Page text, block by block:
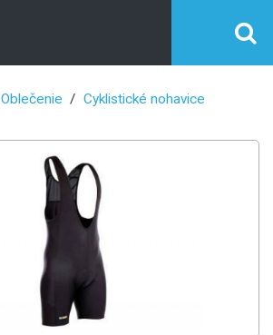
Oblečenie Cyklistické nohavice